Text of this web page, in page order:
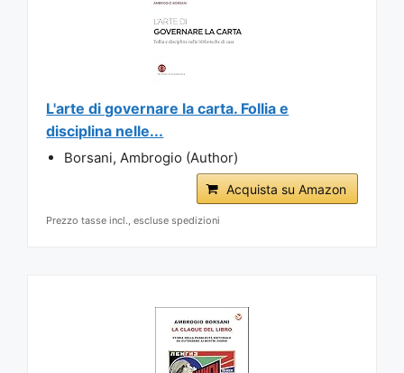
L'arte di governare la carta. Follia e
disciplina nelle...
Borsani, Ambrogio (Author)
Acquista su Amazon
Prezzo tasse incl., escluse spedizioni